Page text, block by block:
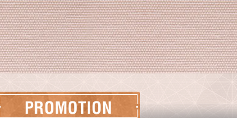
PROMOTION